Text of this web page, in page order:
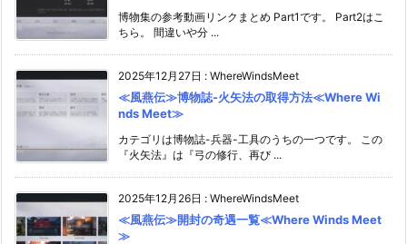
博物集の参考動画リンクまとめ Part1です。 Part2はこ
ちら。 間違いや分 ...
2025年12月27日 : WhereWindsMeet
≪風燕伝≫博物誌-火矢法の取得方法≪Where Wi
nds Meet≫
カテゴリは博物誌-兵器-工具のうちの一つです。 この
『火矢法』は『弓の修行、再び ...
2025年12月26日 : WhereWindsMeet
≪風燕伝≫開封の奇遇一覧≪Where Winds Meet
≫